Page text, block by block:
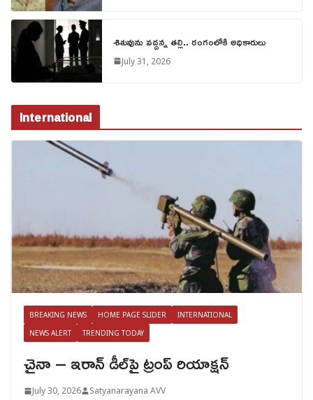
శిశువును వద్దన్న తల్లి.. రంగంలోకి అధికారులు
July 31, 2026
International
BREAKING NEWS HOME PAGE SLIDER
INTERNATIONAL
NEWS ALERT
TRENDING TODAY
చైనా – ఇరాన్ డీల్‌పై ట్రంప్ రియాక్షన్
July 30, 2026 Satyanarayana AVV